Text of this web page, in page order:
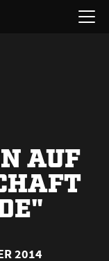
Menü
öffnen
AUF
2014